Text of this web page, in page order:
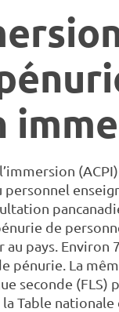
de
pays. Environ
pénurie. La
seconde (FLS)
Table